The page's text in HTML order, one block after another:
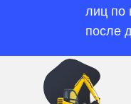
лиц по
после